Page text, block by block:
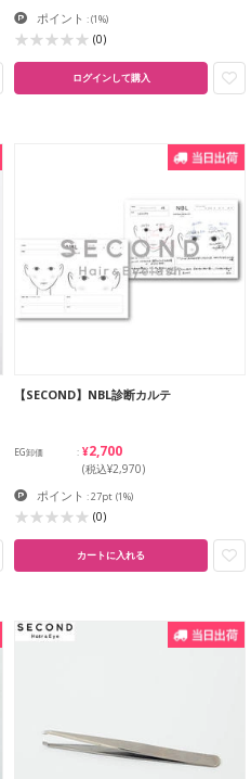
ポイント :(1%)
(0)
ログインして購入
【SECOND】NBL診断カルテ
EG卸価 ¥2,700
(税込¥2,970)
ポイント : 27pt (1%)
(0)
カートに入れる